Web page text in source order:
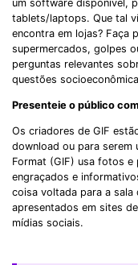
um software disponível,
tablets/laptops. Que tal
encontra em lojas? Faça
supermercados, golpes
perguntas relevantes
questões
Presenteie o público
Os criadores de GIF
download ou para serem
Format (GIF) usa fotos
engraçados e
coisa voltada para a sala
apresentados em sites
mídias sociais.